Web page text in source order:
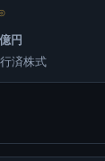
億円
済株式